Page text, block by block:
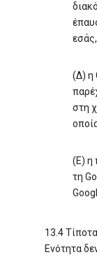
(Δ) η
στη
(Ε) η
τη
13.4
Ενότητα